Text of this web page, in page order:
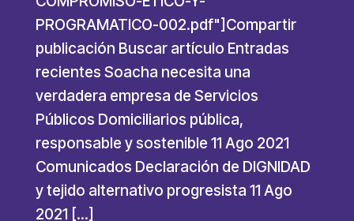
PROGRAMATICO-002.pdf"]Compartir
publicación Buscar artículo Entradas
recientes Soacha necesita una
verdadera empresa de Servicios
Públicos Domiciliarios pública,
responsable y sostenible 11 Ago 2021
Comunicados Declaración de DIGNIDAD
y tejido alternativo progresista 11 Ago
2021 […]